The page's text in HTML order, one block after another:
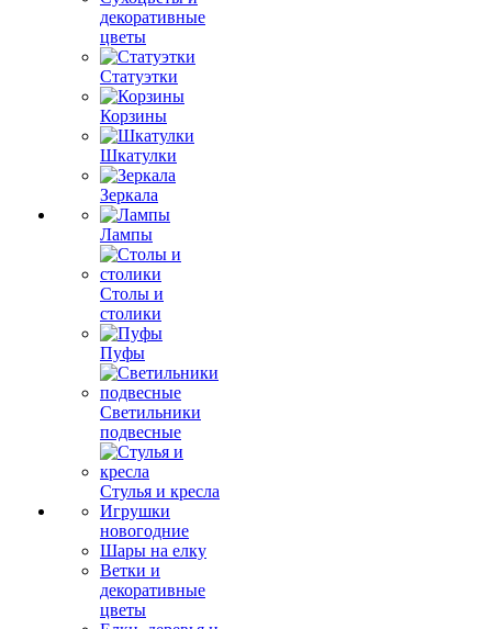
декоративные
цветы
Статуэтки
Корзины
Шкатулки
Зеркала
Лампы
Столы и
столики
Пуфы
Светильники
подвесные
Стулья и кресла
Игрушки
новогодние
Шары на елку
Ветки и
декоративные
цветы